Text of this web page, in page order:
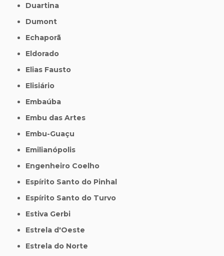
Duartina
Dumont
Echaporã
Eldorado
Elias Fausto
Elisiário
Embaúba
Embu das Artes
Embu-Guaçu
Emilianópolis
Engenheiro Coelho
Espírito Santo do Pinhal
Espírito Santo do Turvo
Estiva Gerbi
Estrela d'Oeste
Estrela do Norte